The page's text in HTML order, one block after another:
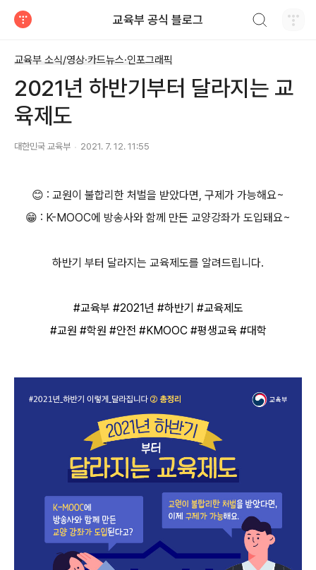
교육부 공식 블로그
교육부 소식/영상·카드뉴스·인포그래픽
2021년 하반기부터 달라지는 교
육제도
대한민국 교육부 2021. 7. 12. 11:55
😊 : 교원이 불합리한 처벌을 받았다면, 구제가 가능해요~
😁 : K-MOOC에 방송사와 함께 만든 교양강좌가 도입돼요~
하반기 부터 달라지는 교육제도를 알려드립니다.
#교육부 #2021년 #하반기 #교육제도
#교원 #학원 #안전 #KMOOC #평생교육 #대학